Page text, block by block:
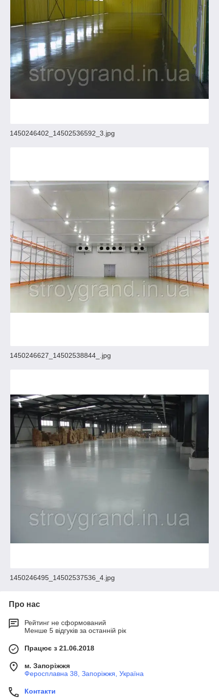
1450246402_14502536592_3.jpg
1450246627_14502538844_.jpg
1450246495_14502537536_4.jpg
Про нас
Рейтинг не сформований
Менше 5 відгуків за останній рік
Працює з 21.06.2018
м. Запоріжжя
Феросплавна 38, Запоріжжя, Україна
Контакти